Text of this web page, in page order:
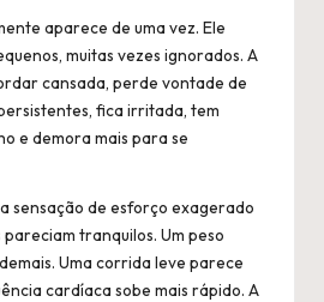
aparece de uma vez. Ele
muitas vezes ignorados. A
cansada, perde vontade de
fica irritada, tem
e demora mais para se
sensação de esforço exagerado
tranquilos. Um peso
Uma corrida leve parece
cardíaca sobe mais rápido. A